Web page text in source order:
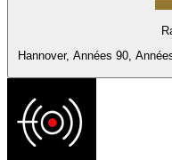
Hannover, Années 90,